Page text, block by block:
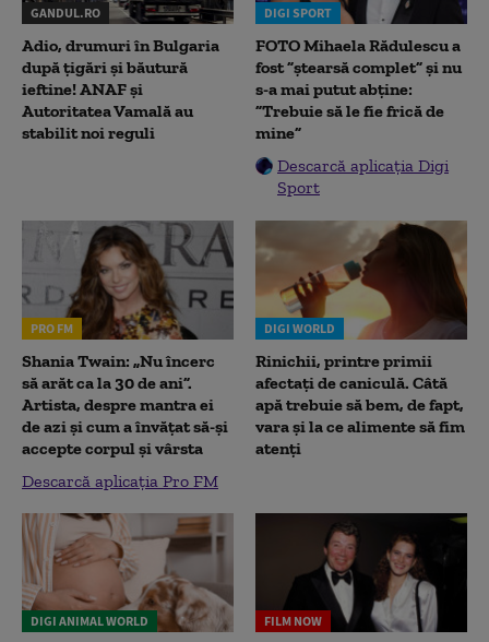
GANDUL.RO
Adio, drumuri în Bulgaria
după țigări și băutură
ieftine! ANAF și
Autoritatea Vamală au
stabilit noi reguli
DIGI SPORT
FOTO Mihaela Rădulescu a
fost ”ștearsă complet” și nu
s-a mai putut abține:
”Trebuie să le fie frică de
mine”
Descarcă aplicația Digi
Sport
PRO FM
Shania Twain: „Nu încerc
să arăt ca la 30 de ani”.
Artista, despre mantra ei
de azi și cum a învățat să-și
accepte corpul și vârsta
Descarcă aplicația Pro FM
DIGI WORLD
Rinichii, printre primii
afectați de caniculă. Câtă
apă trebuie să bem, de fapt,
vara și la ce alimente să fim
atenți
DIGI ANIMAL WORLD FILM NOW